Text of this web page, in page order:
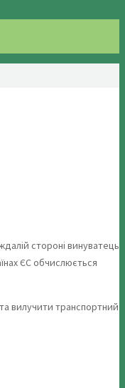
стороні винуватець
ЄС обчислюється
вилучити транспортний